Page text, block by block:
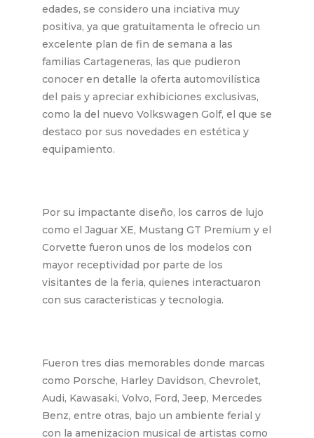
edades, se considero una inciativa muy
positiva, ya que gratuitamenta le ofrecio un
excelente plan de fin de semana a las
familias Cartageneras, las que pudieron
conocer en detalle la oferta automovilística
del pais y apreciar exhibiciones exclusivas,
como la del nuevo Volkswagen Golf, el que se
destaco por sus novedades en estética y
equipamiento.
Por su impactante diseño, los carros de lujo
como el Jaguar XE, Mustang GT Premium y el
Corvette fueron unos de los modelos con
mayor receptividad por parte de los
visitantes de la feria, quienes interactuaron
con sus caracteristicas y tecnologia.
Fueron tres dias memorables donde marcas
como Porsche, Harley Davidson, Chevrolet,
Audi, Kawasaki, Volvo, Ford, Jeep, Mercedes
Benz, entre otras, bajo un ambiente ferial y
con la amenizacion musical de artistas como